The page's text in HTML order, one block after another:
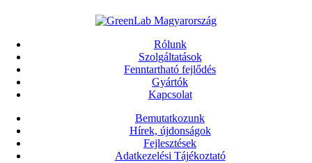
Rólunk
Szolgáltatások
Fenntartható fejlődés
Gyártók
Kapcsolat
Bemutatkozunk
Hírek, újdonságok
Fejlesztések
Adatkezelési Tájékoztató